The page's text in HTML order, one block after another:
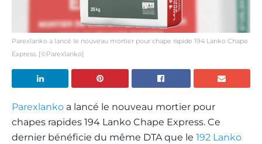
Parexlanko a lancé le nouveau mortier pour chape rapide 194 Lanko Chape
Express. [©Parexlanko]
Parexlanko a lancé le nouveau mortier pour
chapes rapides 194 Lanko Chape Express. Ce
dernier bénéficie du même DTA que le 192 Lanko